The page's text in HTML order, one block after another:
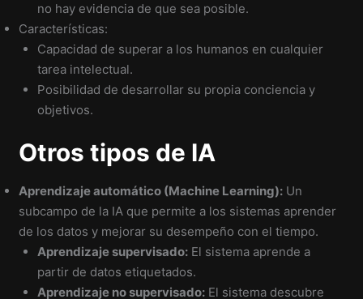
no hay evidencia de que sea posible.
Características:
Capacidad de superar a los humanos en cualquier
tarea intelectual.
Posibilidad de desarrollar su propia conciencia y
objetivos.
Otros tipos de IA
Aprendizaje automático (Machine Learning): Un
subcampo de la IA que permite a los sistemas aprender
de los datos y mejorar su desempeño con el tiempo.
Aprendizaje supervisado:El sistema aprende a
partir de datos etiquetados.
Aprendizaje no supervisado:El sistema descubre